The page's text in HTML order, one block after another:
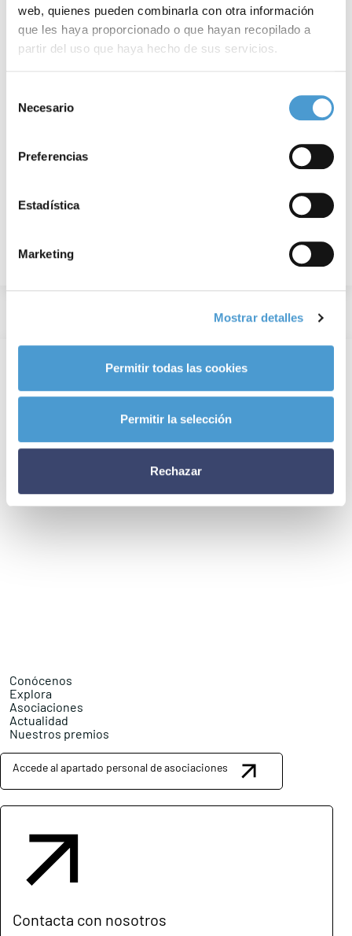
web, quienes pueden combinarla con otra información
que les haya proporcionado o que hayan recopilado a
partir del uso que haya hecho de sus servicios.
de cookies
Necesario
Preferencias
Estadística
Marketing
Mostrar detalles
Permitir todas las cookies
Permitir la selección
Rechazar
14 NOVIEMBRE, 2022 ASOCIACIONES DE PACIENTES
Conócenos
Explora
Asociaciones
Actualidad
Nuestros premios
Accede al apartado personal de asociaciones
Contacta con nosotros